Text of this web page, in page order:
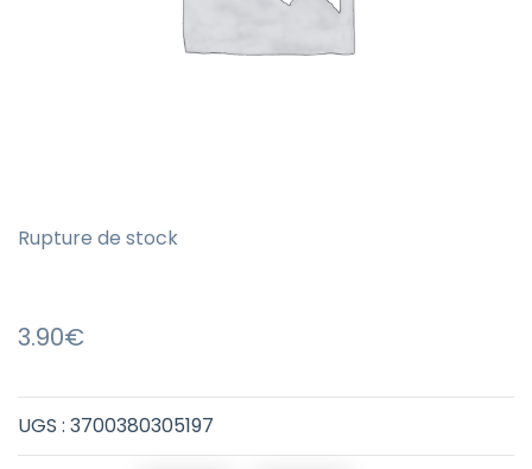
UGS : 3700380305197
3.90€
Rupture de stock